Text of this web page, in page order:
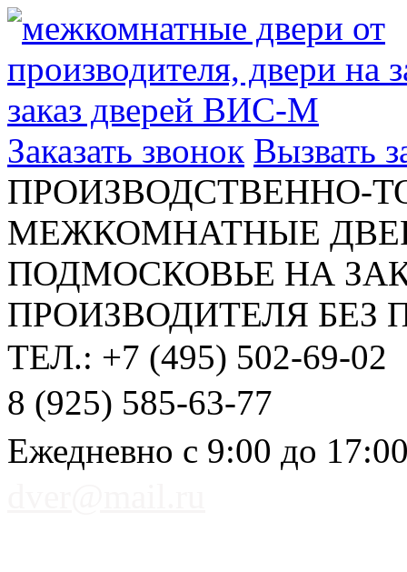
Заказать звонок Вызвать
ПРОИЗВОДСТВЕННО-
МЕЖКОМНАТНЫЕ
ПОДМОСКОВЬЕ НА
ПРОИЗВОДИТЕЛЯ БЕЗ
ТЕЛ.: +7 (495) 502-69-02
8 (925) 585-63-77
Ежедневно с 9:00 до